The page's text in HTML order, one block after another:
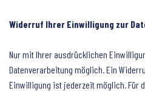
Widerruf Ihrer Einwilligung zur
Nur mit Ihrer ausdrücklichen
Datenverarbeitung möglich. Ein
Einwilligung ist jederzeit möglich. Für